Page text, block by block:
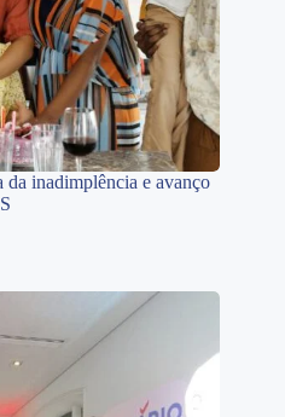
da inadimplência e avanço